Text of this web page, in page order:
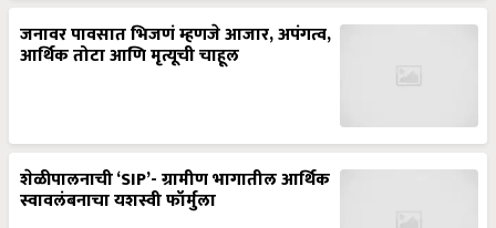
जनावर पावसात भिजणं म्हणजे आजार, अपंगत्व,
आर्थिक तोटा आणि मृत्यूची चाहूल
शेळीपालनाची ‘SIP’- ग्रामीण भागातील आर्थिक
स्वावलंबनाचा यशस्वी फॉर्मुला